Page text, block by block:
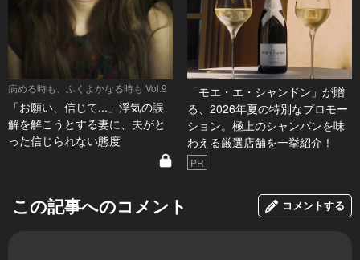
病める時も、ふくよかなる時も Vol.9
「お願い、信じて...」浮気の誤
解を解こうとする妻に、夫がと
った信じられない態度
「モエ・エ・シャンドン」が贈
る、2026年夏の特別なプロモー
ション。極上のシャンパンを味
わえる厳選店舗を一挙紹介！
PR
この記事へのコメント コメントする